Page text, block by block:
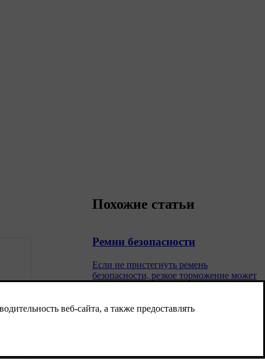
Похожие статьи
Ремни безопасности
Если не пристегнуть ремень
безопасности, резкое торможение может